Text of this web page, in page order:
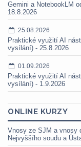
Gemini a NotebookLM
18.8.2026
25.08.2026
Praktické využití AI
vysílání) - 25.8.2026
01.09.2026
Praktické využití AI
vysílání) - 1.9.2026
ONLINE KURZY
Vnosy ze SJM a vnosy
Nejvyššího soudu a